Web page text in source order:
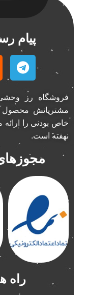
پیام
مشتریانش محصول
خاص بودنی را
نهفته است.
راه